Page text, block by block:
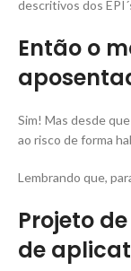
descritivos dos
Então o
Sim! Mas desde
ao risco de forma
Lembrando que,
Projeto
de